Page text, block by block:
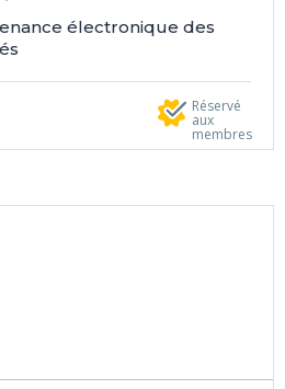
électronique des
Réservé
aux
membres